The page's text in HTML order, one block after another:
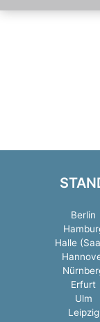
Berlin
Halle
Erfurt
Ulm
Leipzig